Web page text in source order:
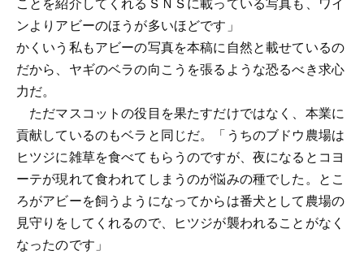
ンよりアビーのほうが多いほどです」
かくいう私もアビーの写真を本稿に自然と載せているの
だから、ヤギのベラの向こうを張るような恐るべき求心
力だ。
ただマスコットの役目を果たすだけではなく、本業に
貢献しているのもベラと同じだ。「うちのブドウ農場は
ヒツジに雑草を食べてもらうのですが、夜になるとコヨ
ーテが現れて食われてしまうのが悩みの種でした。とこ
ろがアビーを飼うようになってからは番犬として農場の
見守りをしてくれるので、ヒツジが襲われることがなく
なったのです」